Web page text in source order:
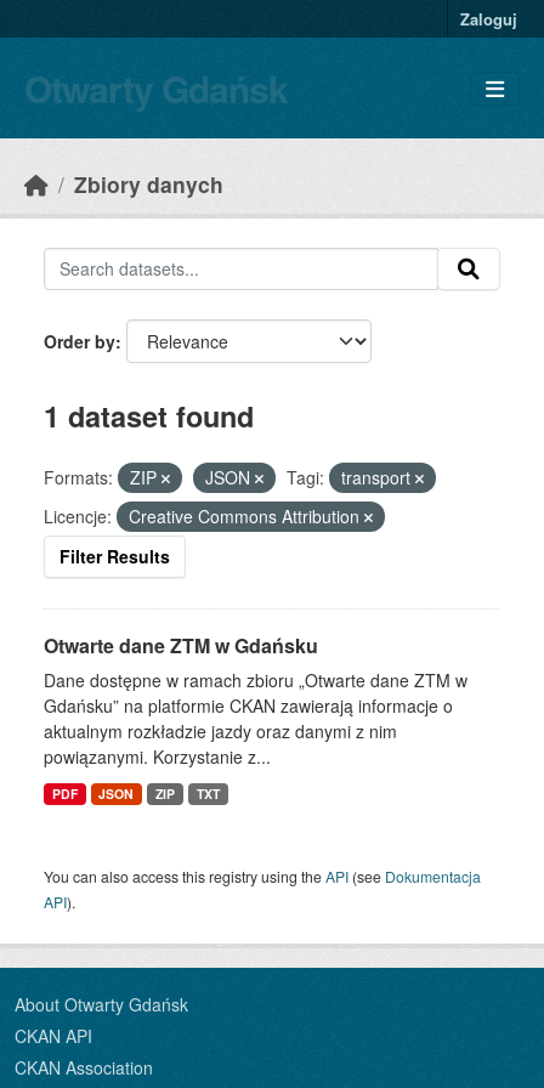
Zaloguj
Otwarty Gdańsk
Zbiory danych
Order by
1 dataset found
Formats: ZIP JSON Tagi:
transport
Licencje:
Creative Commons Attribution
Filter Results
Otwarte dane ZTM w Gdańsku
Dane dostępne w ramach zbioru „Otwarte dane ZTM w
Gdańsku” na platformie CKAN zawierają informacje o
aktualnym rozkładzie jazdy oraz danymi z nim
powiązanymi. Korzystanie z...
PDF JSON ZIP TXT
You can also access this registry using theAPI (see Dokumentacja
API).
About Otwarty Gdańsk
CKAN API
CKAN Association